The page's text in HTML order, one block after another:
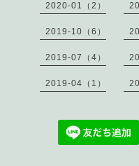
2020-01（2）
2019-10（6）
2019-07（4）
2019-04（1）